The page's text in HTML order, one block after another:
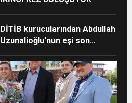
DİTİB kurucularından Abdullah
Uzunalioğlu‘nun eşi son